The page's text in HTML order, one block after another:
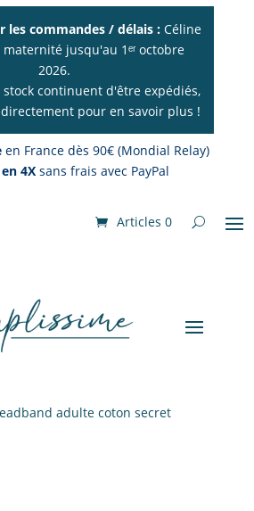
les commandes / délais : Céline
jusqu'au 1ᵉʳ octobre
2026.
continuent d'être expédiés,
pour en savoir plus !
en France dès 90€ (Mondial Relay)
4X sans frais avec PayPal
Articles 0
adulte coton secret